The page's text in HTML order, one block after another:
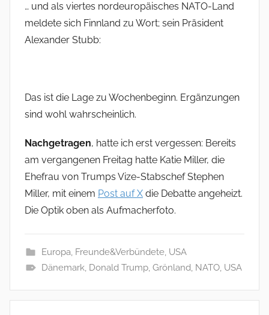
… und als viertes nordeuropäisches NATO-Land
meldete sich Finnland zu Wort; sein Präsident
Alexander Stubb:
Das ist die Lage zu Wochenbeginn. Ergänzungen
sind wohl wahrscheinlich.
Nachgetragen, hatte ich erst vergessen: Bereits
am vergangenen Freitag hatte Katie Miller, die
Ehefrau von Trumps Vize-Stabschef Stephen
Miller, mit einem Post auf X die Debatte angeheizt.
Die Optik oben als Aufmacherfoto.
Europa, Freunde&Verbündete, USA
Dänemark, Donald Trump, Grönland, NATO, USA